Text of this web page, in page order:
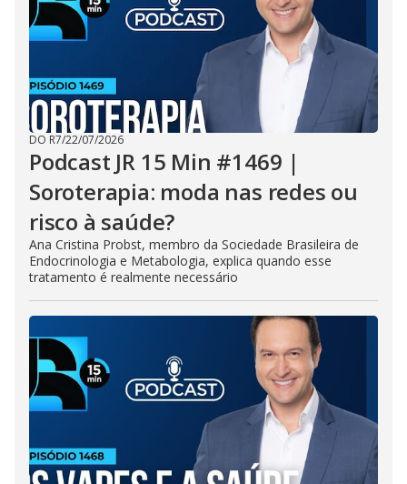
DO R7/22/07/2026
Podcast JR 15 Min #1469 |
Soroterapia: moda nas redes ou
risco à saúde?
Ana Cristina Probst, membro da Sociedade Brasileira de
Endocrinologia e Metabologia, explica quando esse
tratamento é realmente necessário